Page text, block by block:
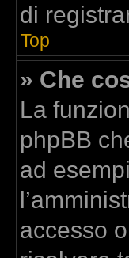
di
Top
» Che
La
phpBB
ad
accesso